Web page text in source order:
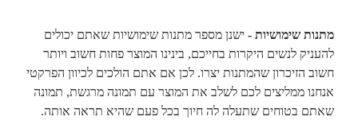
מתנות שימושיות - ישנן מספר מתנות שימושיות שאתם יכולים
להעניק לנשים היקרות בחייכם, בינינו המוצר פחות חשוב ויותר
חשוב הזיכרון שהמתנות יצרו. לכן אם אתם הולכים לכיוון הפרקטי
אנחנו ממליצים לכם לשלב את המוצר עם תמונה מרגשת, תמונה
שאתם בטוחים שתעלה לה חיוך בכל פעם שהיא תראה אותה.